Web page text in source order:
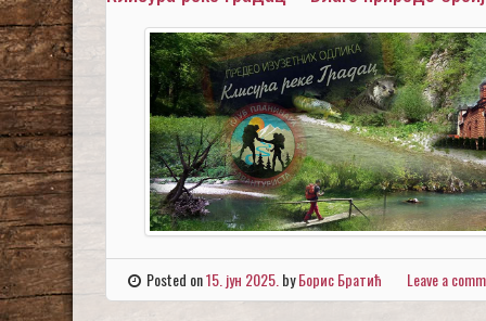
Posted on15. јун 2025. byБорис Братић Leave a